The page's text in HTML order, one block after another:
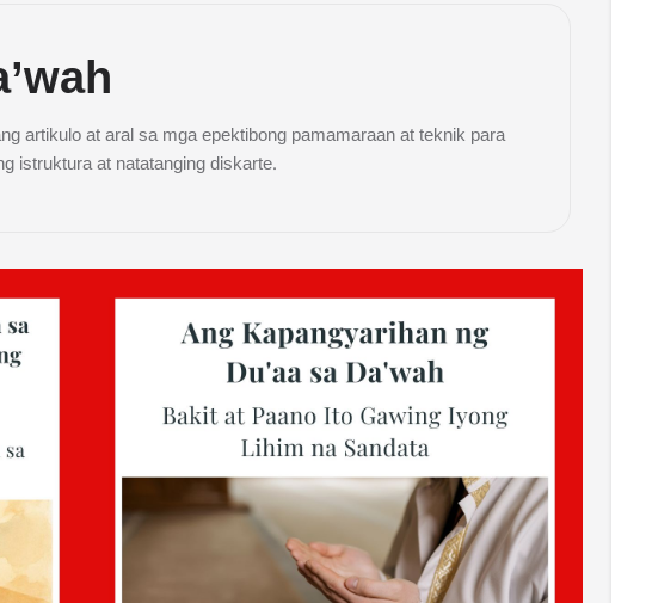
artikulo at aral sa mga epektibong pamamaraan at teknik para
istruktura at natatanging diskarte.